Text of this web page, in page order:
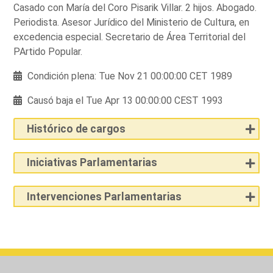
Casado con María del Coro Pisarik Villar. 2 hijos. Abogado.
Periodista. Asesor Jurídico del Ministerio de Cultura, en
excedencia especial. Secretario de Área Territorial del
PArtido Popular.
Condición plena: Tue Nov 21 00:00:00 CET 1989
Causó baja el Tue Apr 13 00:00:00 CEST 1993
Histórico de cargos
Iniciativas Parlamentarias
Intervenciones Parlamentarias